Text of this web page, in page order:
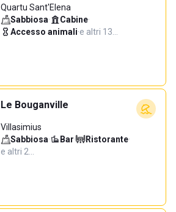
Quartu Sant'Elena
Sabbiosa· Cabine·
Accesso animali·e altri 13…
Le Bouganville
Villasimius
Sabbiosa· Bar· Ristorante·
e altri 2…